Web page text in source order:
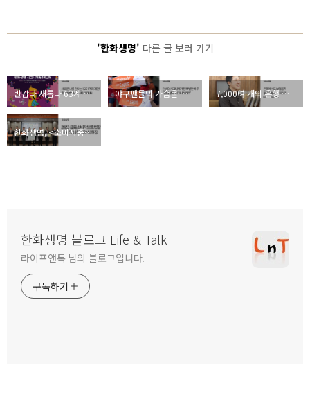
'한화생명' 다른 글 보러 가기
반갑다 새롭다 63계단오르기, 한화생명 시그니처 63RUN 야구팬들의 가슴을 뜨겁게 달군 ‘한화생명 시그니처 위크’ 현장속으로 7,000여 개의 은행 및 증권 지점을 관리하는 영업마케팅 부문 BA사업부 직무 인터뷰!
한화생명, <소비자중심경영> 실천 의지를 다짐하다!
한화생명 블로그 Life & Talk
라이프앤톡 님의 블로그입니다.
구독하기